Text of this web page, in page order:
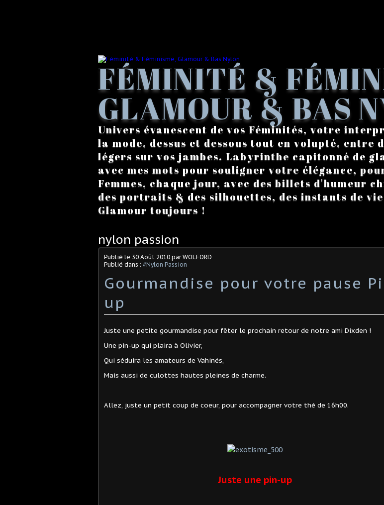
FÉMINITÉ &
GLAMOUR & BAS
Univers évanescent de vos Féminités, votre
la mode, dessus et dessous tout en volupté, entre
légers sur vos jambes. Labyrinthe capitonné de
avec mes mots pour souligner votre élégance,
Femmes, chaque jour, avec des billets d'humeur
des portraits & des silhouettes, des instants de
Glamour toujours !
nylon passion
Publié le 30 Août 2010 par WOLFORD
Publié dans : #Nylon Passion
Gourmandise pour votre pause
up
Juste une petite gourmandise pour fêter le prochain retour de notre ami Dixden !
Une pin-up qui plaira à Olivier,
Qui séduira les amateurs de Vahinés,
Mais aussi de culottes hautes pleines de charme.
Allez, juste un petit coup de coeur, pour accompagner votre thé de 16h00.
Juste une pin-up